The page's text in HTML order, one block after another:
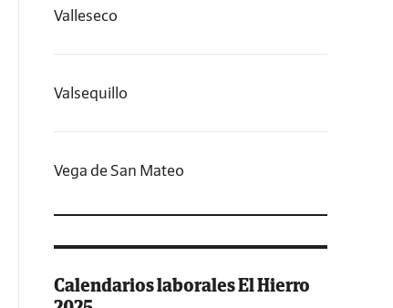
Valleseco
Valsequillo
Vega de San Mateo
Calendarios laborales El Hierro